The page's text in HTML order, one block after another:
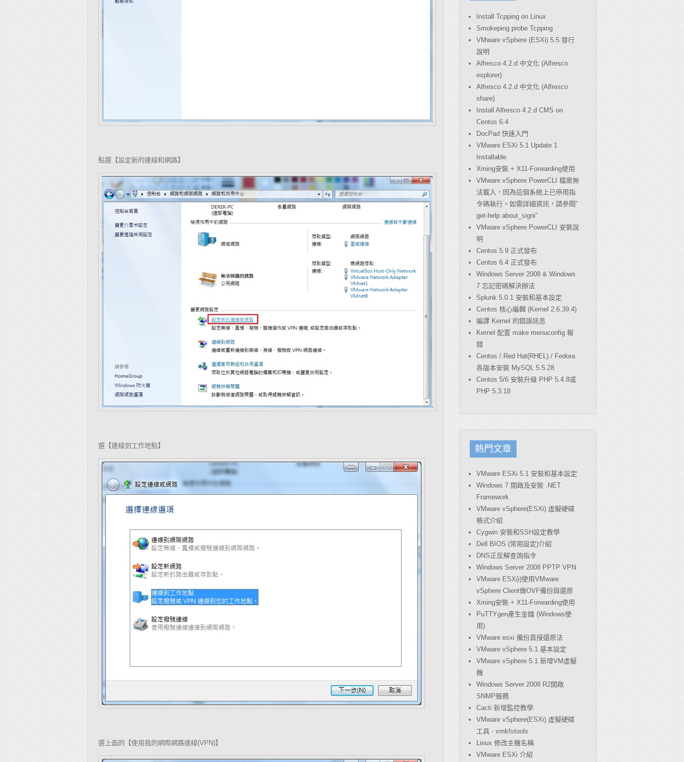
點選【設定新的連線和網路】
選【連線到工作地點】
選上面的【使用我的網際網路連線(VPN)】
Install Tcpping on Linux
Smokeping probe Tcpping
VMware vSphere (ESXi) 5.5 發行
說明
Alfresco 4.2.d 中文化 (Alfresco
explorer)
Alfresco 4.2.d 中文化 (Alfresco
share)
Install Alfresco 4.2.d CMS on
Centos 6.4
DocPad 快速入門
VMware ESXi 5.1 Update 1
Installable
Xming安裝 + X11-Forwarding使用
VMware vSphere PowerCLI 檔案無
法載入，因為這個系統上已停用指
令碼執行。如需詳細資訊，請參閱”
get-help about_signi”
VMware vSphere PowerCLI 安裝說
明
Centos 5.9 正式發布
Centos 6.4 正式發布
Windows Server 2008 & Windows
7 忘記密碼解決辦法
Splunk 5.0.1 安裝和基本設定
Centos 核心編輯 (Kernel 2.6.39.4)
編譯 Kernel 的錯誤訊息
Kernel 配置 make menuconfig 報
錯
Centos / Red Hat(RHEL) / Fedora
各版本安裝 MySQL 5.5.28
Centos 5/6 安裝升級 PHP 5.4.8或
PHP 5.3.18
熱門文章
VMware ESXi 5.1 安裝和基本設定
Windows 7 開啟及安裝 .NET
Framework
VMware vSphere(ESXi) 虛擬硬碟
格式介紹
Cygwin 安裝和SSH設定教學
Dell BIOS (常用設定)介紹
DNS正反解查詢指令
Windows Server 2008 PPTP VPN
VMware ESX(i)使用VMware
vSphere Client做OVF備份與還原
Xming安裝 + X11-Forwarding使用
PuTTYgen產生金鑰 (Windows使
用)
VMware esxi 備份直接還原法
VMware vSphere 5.1 基本設定
VMware vSphere 5.1 新增VM虛擬
機
Windows Server 2008 R2開啟
SNMP服務
Cacti 新增監控教學
VMware vSphere(ESXi) 虛擬硬碟
工具 - vmkfstools
Linux 修改主機名稱
VMware ESXi 介紹